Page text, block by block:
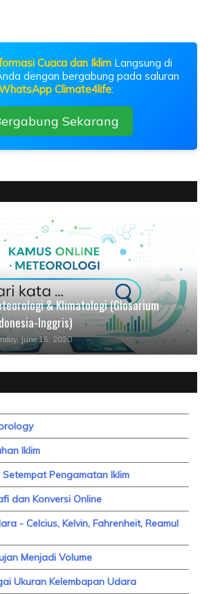
Cuaca dan Iklim Langsung di
dengan bergabung pada saluran
Climate4life:
Sekarang
& Klimatologi (Glosarium
Inggris)
June 15, 2020
Iklim
Pengamatan Iklim
dan Konversi Online
- Celcius, Kelvin, Fahrenheit, Reamul
Menjadi Volume
Ukuran Kelembapan Udara